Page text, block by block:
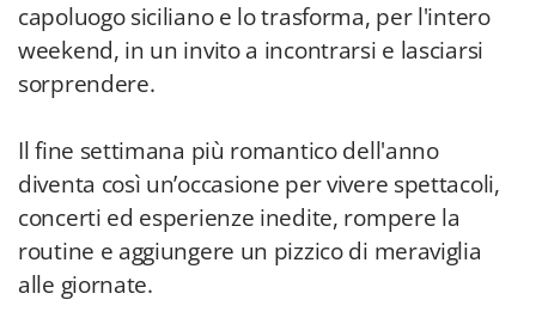
capoluogo siciliano e lo trasforma, per l'intero
weekend, in un invito a incontrarsi e lasciarsi
sorprendere.
Il fine settimana più romantico dell'anno
diventa così un’occasione per vivere spettacoli,
concerti ed esperienze inedite, rompere la
routine e aggiungere un pizzico di meraviglia
alle giornate.